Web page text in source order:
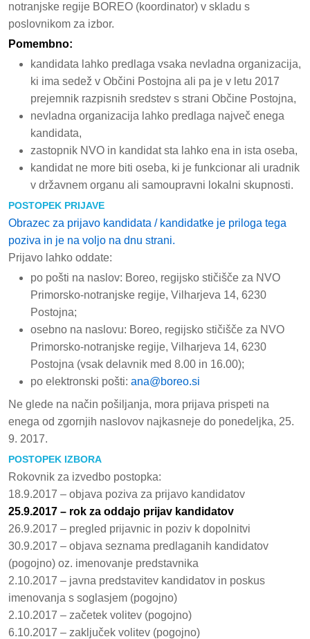
notranjske regije BOREO (koordinator) v skladu s
poslovnikom za izbor.
Pomembno:
kandidata lahko predlaga vsaka nevladna organizacija,
ki ima sedež v Občini Postojna ali pa je v letu 2017
prejemnik razpisnih sredstev s strani Občine Postojna,
nevladna organizacija lahko predlaga največ enega
kandidata,
zastopnik NVO in kandidat sta lahko ena in ista oseba,
kandidat ne more biti oseba, ki je funkcionar ali uradnik
v državnem organu ali samoupravni lokalni skupnosti.
POSTOPEK PRIJAVE
Obrazec za prijavo kandidata / kandidatke je priloga tega
poziva in je na voljo na dnu strani.
Prijavo lahko oddate:
po pošti na naslov: Boreo, regijsko stičišče za NVO
Primorsko-notranjske regije, Vilharjeva 14, 6230
Postojna;
osebno na naslovu: Boreo, regijsko stičišče za NVO
Primorsko-notranjske regije, Vilharjeva 14, 6230
Postojna (vsak delavnik med 8.00 in 16.00);
po elektronski pošti: ana@boreo.si
Ne glede na način pošiljanja, mora prijava prispeti na
enega od zgornjih naslovov najkasneje do ponedeljka, 25.
9. 2017.
POSTOPEK IZBORA
Rokovnik za izvedbo postopka:
18.9.2017 – objava poziva za prijavo kandidatov
25.9.2017 – rok za oddajo prijav kandidatov
26.9.2017 – pregled prijavnic in poziv k dopolnitvi
30.9.2017 – objava seznama predlaganih kandidatov
(pogojno) oz. imenovanje predstavnika
2.10.2017 – javna predstavitev kandidatov in poskus
imenovanja s soglasjem (pogojno)
2.10.2017 – začetek volitev (pogojno)
6.10.2017 – zaključek volitev (pogojno)